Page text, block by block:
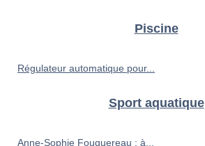
Piscine
Régulateur automatique pour...
Sport aquatique
Anne-Sophie Fouquereau : à...